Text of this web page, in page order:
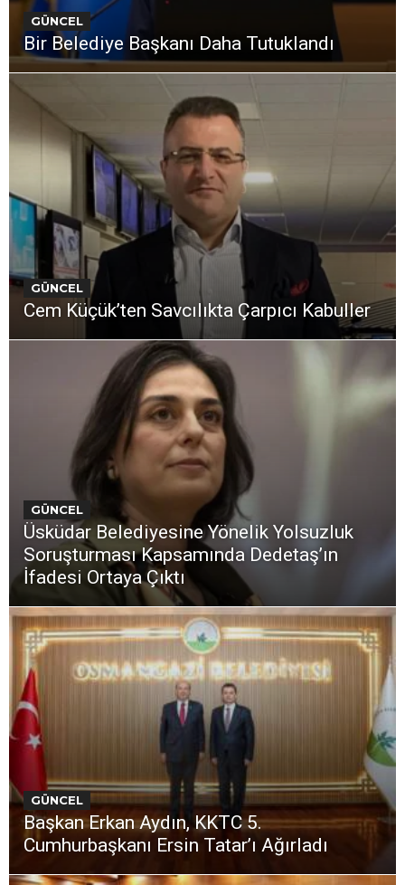
GÜNCEL
Bir Belediye Başkanı Daha Tutuklandı
GÜNCEL
Cem Küçük’ten Savcılıkta Çarpıcı Kabuller
GÜNCEL
Üsküdar Belediyesine Yönelik Yolsuzluk
Soruşturması Kapsamında Dedetaş’ın
İfadesi Ortaya Çıktı
GÜNCEL
Başkan Erkan Aydın, KKTC 5.
Cumhurbaşkanı Ersin Tatar’ı Ağırladı